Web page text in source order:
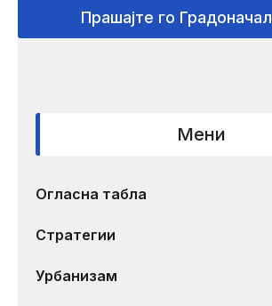
Прашајте го
Мени
Огласна табла
Стратегии
Урбанизам